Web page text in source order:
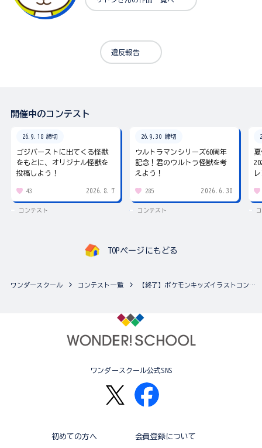
違反報告
開催中のコンテスト
26.9.18 締切
ゴジバーストに出てくる怪獣
をもとに、オリジナル怪獣を
投稿しよう！
43 2026.8.7
コンテスト
26.9.30 締切
ウルトラマンシリーズ60周年
記念！君のウルトラ怪獣を考
えよう！
285 2026.6.30
コンテスト
TOPページにもどる
ワンダースクール コンテスト一覧 【終了】ポケモンキッズイラストコンテスト テーマは「思い出のポケモン」！
ワンダースクール公式SNS
初めての方へ 会員登録について